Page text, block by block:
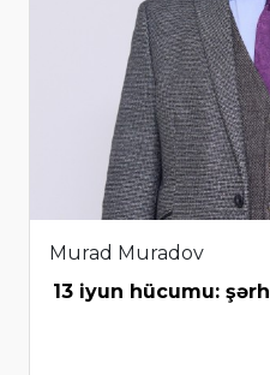
Murad Muradov
13 iyun hücumu: şərh